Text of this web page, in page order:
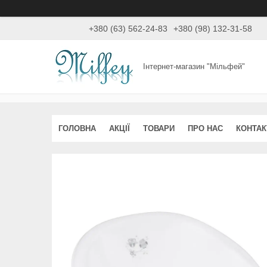
+380 (63) 562-24-83 +380 (98) 132-31-58
Інтернет-магазин "Мільфей"
ГОЛОВНА АКЦІЇ ТОВАРИ ПРО НАС